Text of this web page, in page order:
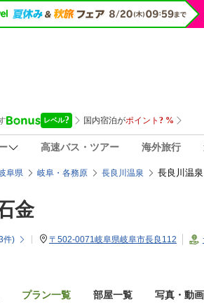
高速バス・ツアー 海外旅行
阜県 岐阜・各務原 長良川温泉 長良川温
金
件) 〒502-0071岐阜県岐阜市長良112
プラン一覧 部屋一覧 写真・動